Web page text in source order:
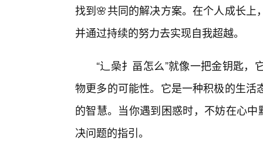
找到🌸共同的解决方案。在个人成长
并通过持续的努力去实现自我超越。
“辶喿扌畐怎么”就像一把金钥匙
物更多的可能性。它是一种积极的生
的智慧。当你遇到困惑时，不妨在心
决问题的指引。